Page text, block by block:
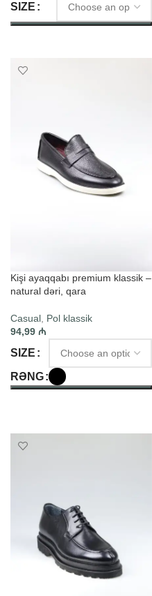
SIZE
Kişi ayaqqabı premium klassik –
natural dəri, qara
Casual Pol klassik
94,99 ₼
SIZE
RƏNG